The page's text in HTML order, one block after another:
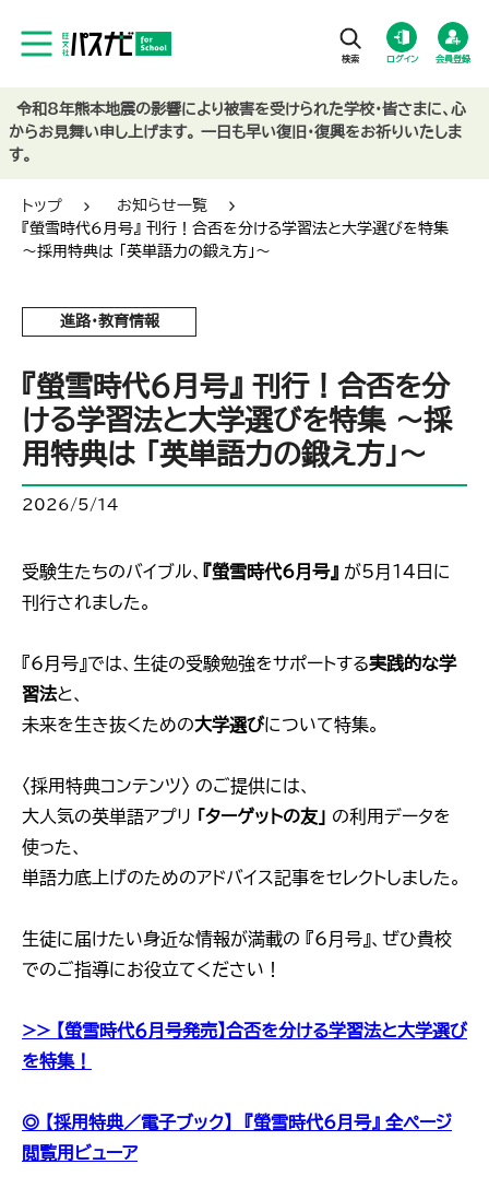
ログイン 会員登録
トップ
お知らせ一覧
『螢雪時代6月号』 刊行！合否を分ける学習法と大学選びを特集
～採用特典は 「英単語力の鍛え方」～
進路・教育情報
『螢雪時代6月号』 刊行！合否を分
ける学習法と大学選びを特集 ～採
用特典は 「英単語力の鍛え方」～
2026/5/14
受験生たちのバイブル、 『螢雪時代6月号』 が5月14日に
刊行されました。
『6月号』では、生徒の受験勉強をサポートする実践的な学
習法と、
未来を生き抜くための大学選びについて特集。
〈採用特典コンテンツ〉 のご提供には、
大人気の英単語アプリ
「ターゲットの友」 の利用データを
使った、
単語力底上げのためのアドバイス記事をセレクトしました。
生徒に届けたい身近な情報が満載の 『6月号』、ぜひ貴校
でのご指導にお役立てください！
>> 【螢雪時代６月号発売】合否を分ける学習法と大学選び
を特集！
◎ 【採用特典／電子ブック】 『螢雪時代6月号』 全ページ
閲覧用ビューア
令和8年熊本地震の影響により被害を受けられた学校・皆さまに、心
からお見舞い申し上げます。 一日も早い復旧・復興をお祈りいたしま
す。